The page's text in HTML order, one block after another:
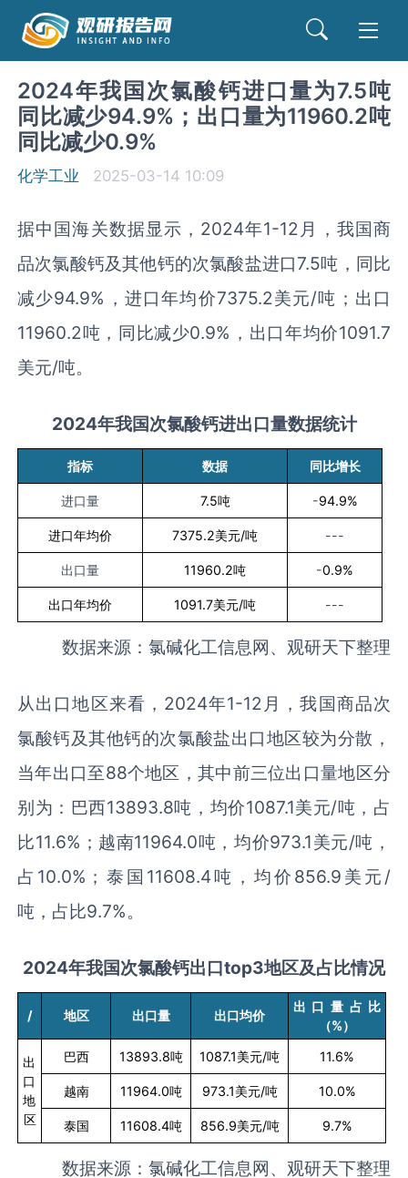
2024年我国次氯酸钙进口量为7.5吨
同比减少94.9%；出口量为11960.2吨
同比减少0.9%
化学工业 2025-03-14 10:09
据中国海关数据显示，2024年1-12月，我国商
品次氯酸钙及其他钙的次氯酸盐进口7.5吨，同比
减少94.9%，进口年均价7375.2美元/吨；出口
11960.2吨，同比减少0.9%，出口年均价1091.7
美元/吨。
2024年我国次氯酸钙进出口量数据统计
指标 数据 同比增长
进口量 7.5吨 -94.9%
进口年均价 7375.2美元/吨 ---
出口量 11960.2吨 -0.9%
出口年均价 1091.7美元/吨 ---
数据来源：氯碱化工信息网、观研天下整理
从出口地区来看，2024年1-12月，我国商品次
氯酸钙及其他钙的次氯酸盐出口地区较为分散，
当年出口至88个地区，其中前三位出口量地区分
别为：巴西13893.8吨，均价1087.1美元/吨，占
比11.6%；越南11964.0吨，均价973.1美元/吨，
占10.0%；泰国11608.4吨，均价856.9美元/
吨，占比9.7%。
2024年我国次氯酸钙出口top3地区及占比情况
/ 地区 出口量 出口均价
出口量占比
（%）
出
口
地
区
巴西 13893.8吨 1087.1美元/吨 11.6%
越南 11964.0吨 973.1美元/吨 10.0%
泰国 11608.4吨 856.9美元/吨 9.7%
数据来源：氯碱化工信息网、观研天下整理